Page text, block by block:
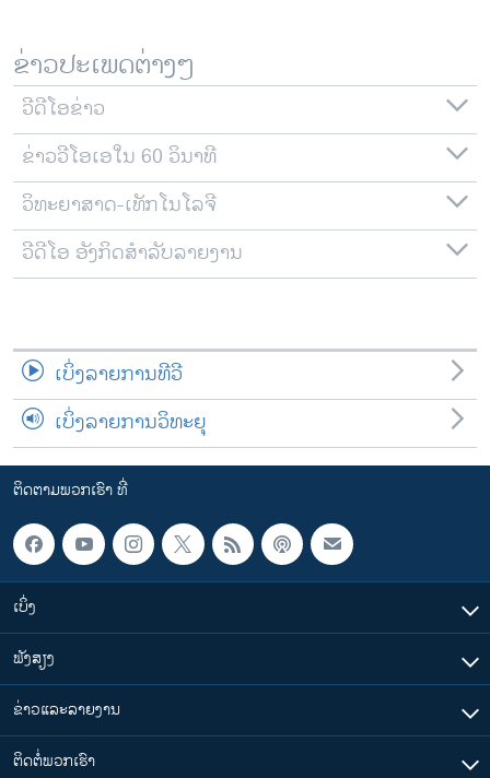
ລາຍງານ
ພາສາຕ່າງໆ
ຂ່າວປະເພດຕ່າງໆ
ວີດີໂອຂ່າວ
ຂ່າວວີໂອເອໃນ 60 ວິນາທີ
ວິທະຍາສາດ-ເທັກໂນໂລຈີ
ວີດີໂອ ອັງກິດສຳລັບລາຍງານ
ເບິ່ງລາຍການທີວີ
ເບິ່ງລາຍການວິທະຍຸ
ຕິດຕາມພວກເຮົາ ທີ່
ເບິ່ງ
ຟັງສຽງ
ຂ່າວແລະລາຍງານ
ຕິດຕໍ່ພວກເຮົາ